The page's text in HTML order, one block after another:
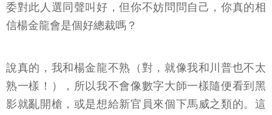
委對此人選同聲叫好，但你不妨問問自己，你真的相
信楊金龍會是個好總裁嗎？
說真的，我和楊金龍不熟（對，就像我和川普也不太
熟一樣！），所以我不會像數字大師一樣隨便看到黑
影就亂開槍，或是想給新官員來個下馬威之類的。這